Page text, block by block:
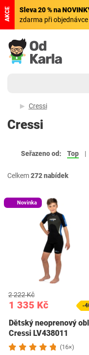
AKCE Sleva 20 % na
zdarma při
Cressi
Cressi
Seřazeno od: Top
Celkem272 nabídek
Novinka
1 335 Kč
2 222 Kč
-
Dětský neoprenový
Cressi LV438011
(16×)